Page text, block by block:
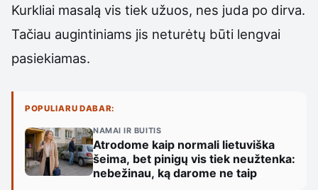
Kurkliai masalą vis tiek užuos, nes juda po dirva.
Tačiau augintiniams jis neturėtų būti lengvai
pasiekiamas.
POPULIARU DABAR:
NAMAI IR BUITIS
Atrodome kaip normali lietuviška
šeima, bet pinigų vis tiek neužtenka:
nebežinau, ką darome ne taip